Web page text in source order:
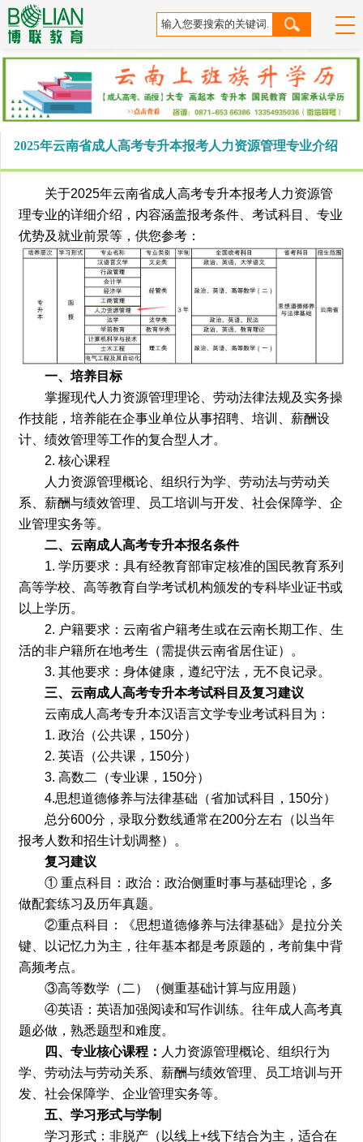
2025年云南省成人高考专升本报考人力资源管理专业介绍
关于2025年云南省成人高考专升本报考人力资源管
理专业的详细介绍，内容涵盖报考条件、考试科目、专业
优势及就业前景等，供您参考：
一、培养目标
掌握现代人力资源管理理论、劳动法律法规及实务操
作技能，培养能在企事业单位从事招聘、培训、薪酬设
计、绩效管理等工作的复合型人才。
2. 核心课程
人力资源管理概论、组织行为学、劳动法与劳动关
系、薪酬与绩效管理、员工培训与开发、社会保障学、企
业管理实务等。
二、云南成人高考专升本报名条件
1. 学历要求：具有经教育部审定核准的国民教育系列
高等学校、高等教育自学考试机构颁发的专科毕业证书或
以上学历。
2. 户籍要求：云南省户籍考生或在云南长期工作、生
活的非户籍所在地考生（需提供云南省居住证）。
3. 其他要求：身体健康，遵纪守法，无不良记录。
三、云南成人高考专升本考试科目及复习建议
云南成人高考专升本汉语言文学专业考试科目为：
1. 政治（公共课，150分）
2. 英语（公共课，150分）
3. 高数二（专业课，150分）
4.思想道德修养与法律基础（省加试科目，150分）
总分600分，录取分数线通常在200分左右（以当年
报考人数和招生计划调整）。
复习建议
① 重点科目：政治：政治侧重时事与基础理论，多
做配套练习及历年真题。
②重点科目：《思想道德修养与法律基础》是拉分关
键、以记忆力为主，往年基本都是考原题的，考前集中背
高频考点。
③高等数学（二）（侧重基础计算与应用题）
④英语：英语加强阅读和写作训练。往年成人高考真
题必做，熟悉题型和难度。
四、专业核心课程： 人力资源管理概论、组织行为
学、劳动法与劳动关系、薪酬与绩效管理、员工培训与开
发、社会保障学、企业管理实务等。
五、学习形式与学制
学习形式：非脱产（以线上+线下结合为主，适合在